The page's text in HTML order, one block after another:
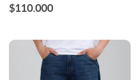
$110.000